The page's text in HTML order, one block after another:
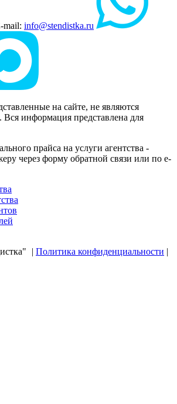
mail: info@stendistka.ru
на сайте, не являются
информация представлена для
прайса на услуги агентства -
через форму обратной связи или по e-
| Политика конфиденциальности |